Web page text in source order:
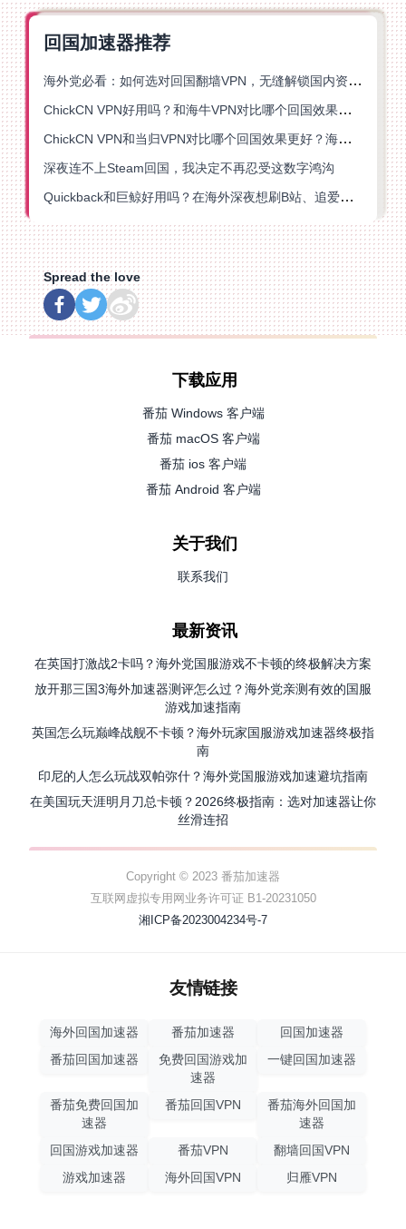
回国加速器推荐
海外党必看：如何选对回国翻墙VPN，无缝解锁国内资源？
ChickCN VPN好用吗？和海牛VPN对比哪个回国效果更好？
ChickCN VPN和当归VPN对比哪个回国效果更好？海外党亲测后选了它
深夜连不上Steam回国，我决定不再忍受这数字鸿沟
Quickback和巨鲸好用吗？在海外深夜想刷B站、追爱奇艺的你，或许正需要这份答案
Spread the love
下载应用
番茄 Windows 客户端
番茄 macOS 客户端
番茄 ios 客户端
番茄 Android 客户端
关于我们
联系我们
最新资讯
在英国打激战2卡吗？海外党国服游戏不卡顿的终极解决方案
放开那三国3海外加速器测评怎么过？海外党亲测有效的国服
游戏加速指南
英国怎么玩巅峰战舰不卡顿？海外玩家国服游戏加速器终极指
南
印尼的人怎么玩战双帕弥什？海外党国服游戏加速避坑指南
在美国玩天涯明月刀总卡顿？2026终极指南：选对加速器让你
丝滑连招
Copyright © 2023 番茄加速器
互联网虚拟专用网业务许可证 B1-20231050
湘ICP备2023004234号-7
友情链接
海外回国加速器 番茄加速器
回国加速器
番茄回国加速器
免费回国游戏加
速器
一键回国加速器
番茄免费回国加
速器
番茄回国VPN
番茄海外回国加
速器
回国游戏加速器
番茄VPN
翻墙回国VPN
游戏加速器
海外回国VPN 归雁VPN